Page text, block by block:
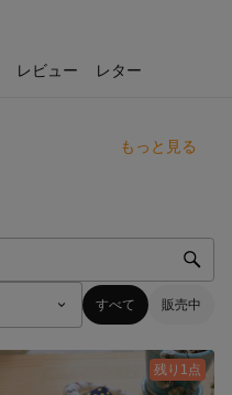
レビュー レター
もっと見る
すべて 販売中
残り1点